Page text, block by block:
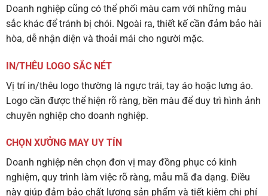
Doanh nghiệp cũng có thể phối màu cam với những màu
sắc khác để tránh bị chói. Ngoài ra, thiết kế cần đảm bảo hài
hòa, dễ nhận diện và thoải mái cho người mặc.
IN/THÊU LOGO SẮC NÉT
Vị trí in/thêu logo thường là ngực trái, tay áo hoặc lưng áo.
Logo cần được thể hiện rõ ràng, bền màu để duy trì hình ảnh
chuyên nghiệp cho doanh nghiệp.
CHỌN XƯỞNG MAY UY TÍN
Doanh nghiệp nên chọn đơn vị may đồng phục có kinh
nghiệm, quy trình làm việc rõ ràng, mẫu mã đa dạng. Điều
này giúp đảm bảo chất lượng sản phẩm và tiết kiệm chi phí